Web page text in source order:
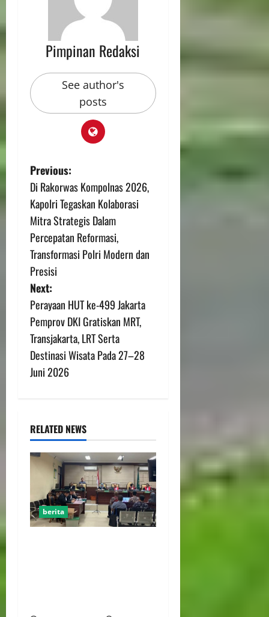
Pimpinan Redaksi
See author's
posts
Previous:
Di Rakorwas Kompolnas 2026,
Kapolri Tegaskan Kolaborasi
Mitra Strategis Dalam
Percepatan Reformasi,
Transformasi Polri Modern dan
Presisi
Next:
Perayaan HUT ke-499 Jakarta
Pemprov DKI Gratiskan MRT,
Transjakarta, LRT Serta
Destinasi Wisata Pada 27–28
Juni 2026
RELATED NEWS
berita